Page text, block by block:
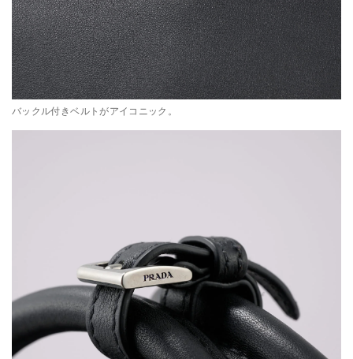
バックル付きベルトがアイコニック。